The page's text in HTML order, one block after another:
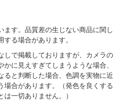
ます。品質差の生じない商品に関し
る場合があります。
しで掲載しておりますが、カメラの
に見えすぎてしまうような場合、
ると判断した場合、色調を実物に近
場合があります。（発色を良くする
一切ありません。）